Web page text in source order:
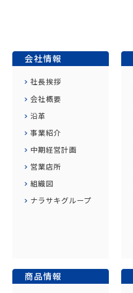
会社情報
社長挨拶
会社概要
沿革
事業紹介
中期経営計画
営業店所
組織図
ナラサキグループ
商品情報